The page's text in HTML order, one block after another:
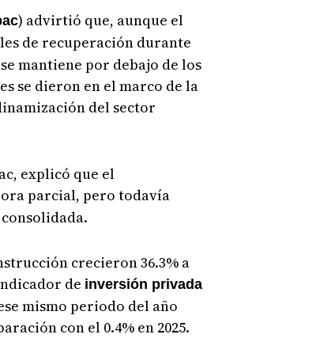
) advirtió que, aunque el
de recuperación durante
mantiene por debajo de los
se dieron en el marco de la
del sector
explicó que el
parcial, pero todavía
crecieron 36.3% a
de inversión privada
mismo periodo del año
con el 0.4% en 2025.